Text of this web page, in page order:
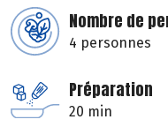
Nombre de
4 personnes
Préparation
20 min